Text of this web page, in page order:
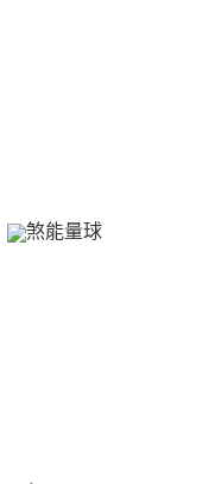
煞能量球